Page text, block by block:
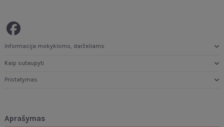
Informacija mokykloms, darželiams
Kaip sutaupyti
Pristatymas
Aprašymas